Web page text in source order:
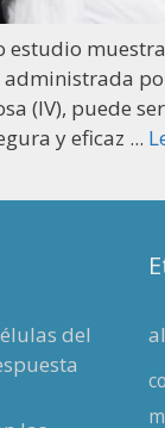
investigación
mostró
de cafeína a
más
del